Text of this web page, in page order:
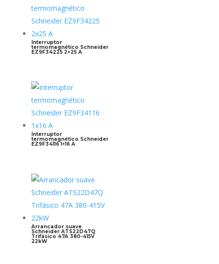
Interruptor
termomagnético Schneider
EZ9F34225 2×25 A
Interruptor
termomagnético Schneider
EZ9F34116 1×16 A
Arrancador suave
Schneider ATS22D47Q
Trifásico 47A 380-415V
22kW